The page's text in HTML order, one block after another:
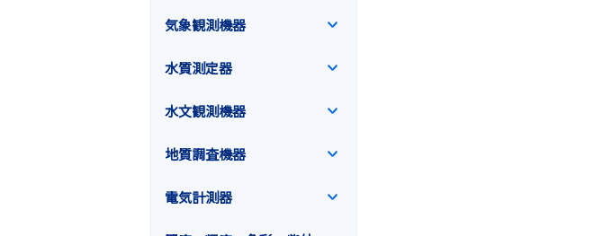
気象観測機器
水質測定器
水文観測機器
地質調査機器
電気計測器